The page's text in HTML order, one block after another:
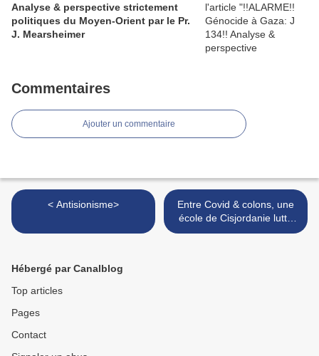
Analyse & perspective strictement
politiques du Moyen-Orient par le Pr.
J. Mearsheimer
Commentaires
Ajouter un commentaire
< Antisionisme>
Entre Covid & colons, une
école de Cisjordanie lutte
pour survivre >
Hébergé par Canalblog
Top articles
Pages
Contact